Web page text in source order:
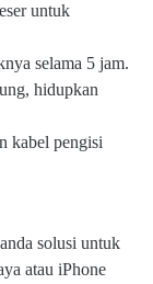
untuk
selama 5 jam.
hidupkan
kabel pengisi
solusi untuk
atau iPhone